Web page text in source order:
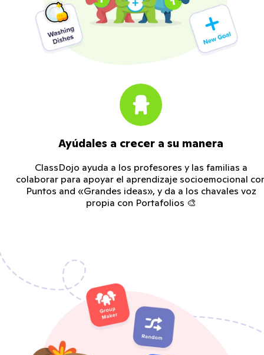
Ayúdales a crecer a su manera
ClassDojo ayuda a los profesores y las familias a
colaborar para apoyar el aprendizaje socioemocional
Puntos and «Grandes ideas», y da a los chavales voz
propia con Portafolios 🎨